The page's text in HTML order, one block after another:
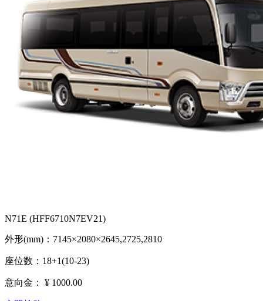
N71E (HFF6710N7EV21)
外形(mm)：7145×2080×2645,2725,2810
座位数：18+1(10-23)
意向金： ¥ 1000.00